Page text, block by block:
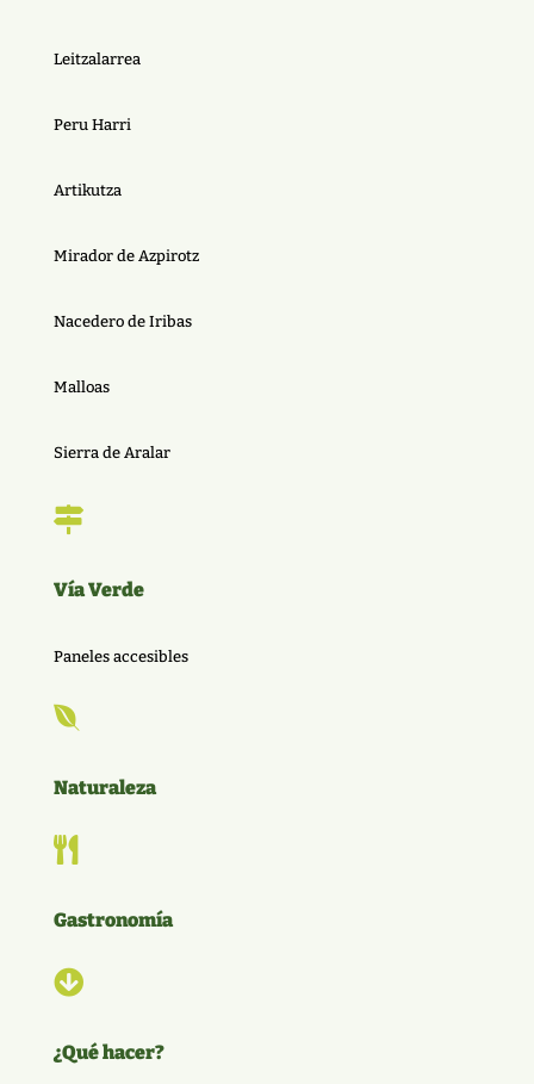
Leitzalarrea
Peru Harri
Artikutza
Mirador de Azpirotz
Nacedero de Iribas
Malloas
Sierra de Aralar

Vía Verde
Paneles accesibles

Naturaleza

Gastronomía

¿Qué hacer?